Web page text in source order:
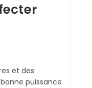
et des
puissance